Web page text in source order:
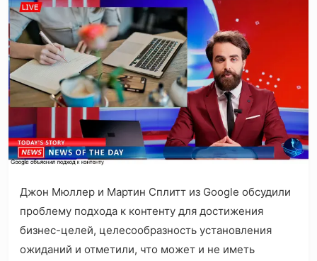
Джон Мюллер и Мартин Сплитт из Google обсудили
проблему подхода к контенту для достижения
бизнес-целей, целесообразность установления
ожиданий и отметили, что может и не иметь